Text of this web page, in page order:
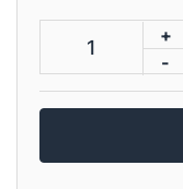
1
+
-